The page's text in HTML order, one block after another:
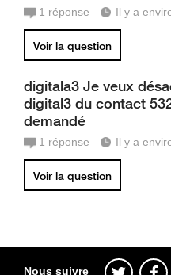
1 réponse Il y a
Voir la question
digitala3 Je veux
digital3 du contact
demandé
1 réponse Il y a
Voir la question
Nous suivre